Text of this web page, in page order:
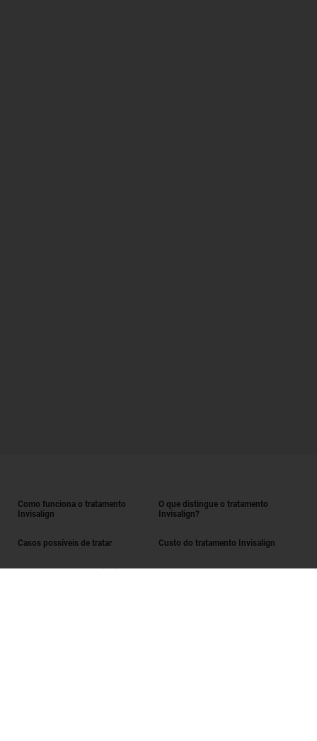
Como funciona o tratamento
Invisalign
O que distingue o tratamento
Invisalign?
Casos possíveis de tratar Custo do tratamento Invisalign
Obter o tratamento Invisalign